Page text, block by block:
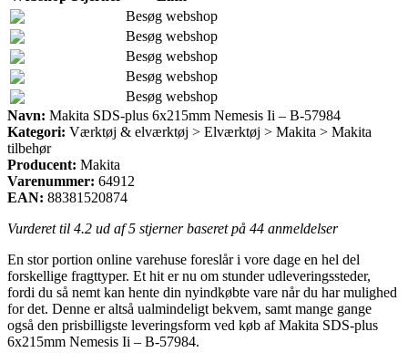
Besøg webshop
Besøg webshop
Besøg webshop
Besøg webshop
Besøg webshop
Navn: Makita SDS-plus 6x215mm Nemesis Ii – B-57984
Kategori: Værktøj & elværktøj > Elværktøj > Makita > Makita
tilbehør
Producent: Makita
Varenummer: 64912
EAN: 88381520874
Vurderet til 4.2 ud af 5 stjerner baseret på 44 anmeldelser
En stor portion online varehuse foreslår i vore dage en hel del
forskellige fragttyper. Et hit er nu om stunder udleveringssteder,
fordi du så nemt kan hente din nyindkøbte vare når du har mulighed
for det. Denne er altså ualmindeligt bekvem, samt mange gange
også den prisbilligste leveringsform ved køb af Makita SDS-plus
6x215mm Nemesis Ii – B-57984.